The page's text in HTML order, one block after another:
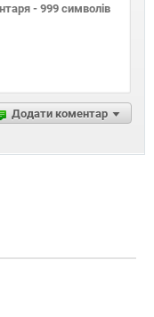
Додати коментар